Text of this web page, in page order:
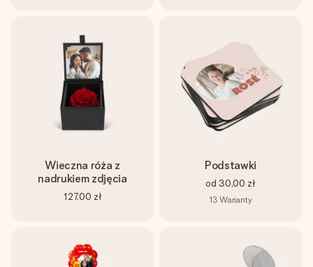
Wieczna róża z
nadrukiem zdjęcia
127,00 zł
Podstawki
od 30,00 zł
13 Warianty